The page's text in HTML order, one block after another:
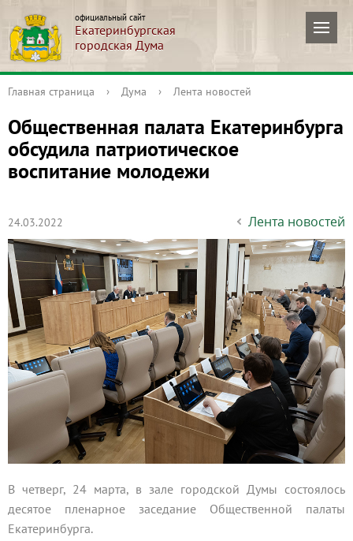
официальный сайт
Екатеринбургская
городская Дума
Главная страница › Дума › Лента новостей
Общественная палата Екатеринбурга
обсудила патриотическое
воспитание молодежи
24.03.2022 Лента новостей
В четверг, 24 марта, в зале городской Думы состоялось
десятое пленарное заседание Общественной палаты
Екатеринбурга.